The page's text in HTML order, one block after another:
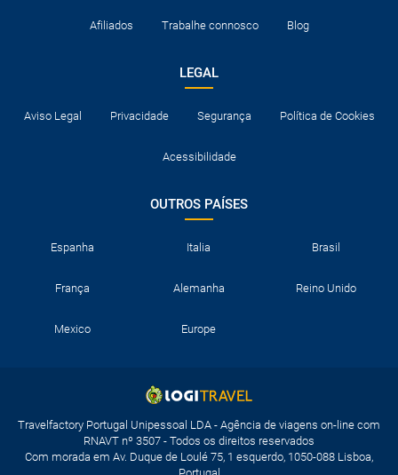
Afiliados Trabalhe connosco Blog
LEGAL
Aviso Legal Privacidade Segurança Política de Cookies
Acessibilidade
OUTROS PAÍSES
Espanha Italia Brasil
França Alemanha Reino Unido
Mexico Europe
Travelfactory Portugal Unipessoal LDA - Agência de viagens on-line com
RNAVT nº 3507 - Todos os direitos reservados
Com morada em Av. Duque de Loulé 75, 1 esquerdo, 1050-088 Lisboa,